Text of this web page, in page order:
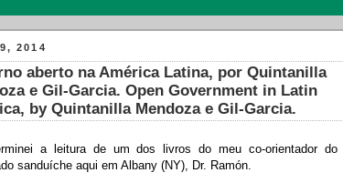
2014
aberto na América Latina, por Quintanilla
e Gil-Garcia. Open Government in Latin
by Quintanilla Mendoza e Gil-Garcia.
a leitura de um dos livros do meu co-orientador do
sanduíche aqui em Albany (NY), Dr. Ramón.